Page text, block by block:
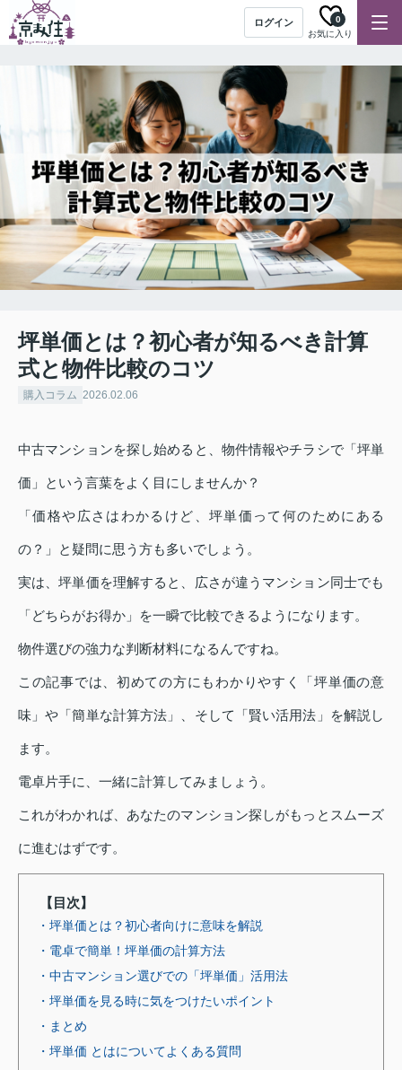
ログイン
お気に入り
0
坪単価とは？初心者が知るべき計算
式と物件比較のコツ
購入コラム 2026.02.06
中古マンションを探し始めると、物件情報やチラシで「坪単
価」という言葉をよく目にしませんか？
「価格や広さはわかるけど、坪単価って何のためにある
の？」と疑問に思う方も多いでしょう。
実は、坪単価を理解すると、広さが違うマンション同士でも
「どちらがお得か」を一瞬で比較できるようになります。
物件選びの強力な判断材料になるんですね。
この記事では、初めての方にもわかりやすく「坪単価の意
味」や「簡単な計算方法」、そして「賢い活用法」を解説し
ます。
電卓片手に、一緒に計算してみましょう。
これがわかれば、あなたのマンション探しがもっとスムーズ
に進むはずです。
【目次】
・坪単価とは？初心者向けに意味を解説
・電卓で簡単！坪単価の計算方法
・中古マンション選びでの「坪単価」活用法
・坪単価を見る時に気をつけたいポイント
・まとめ
・坪単価 とはについてよくある質問